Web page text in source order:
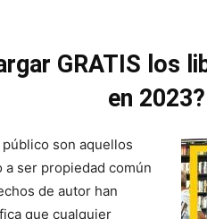
GRATIS los
en 2023?
son aquellos
a ser propiedad común
de autor han
que cualquier